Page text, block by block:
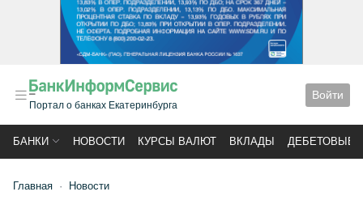
Портал о банках Екатеринбурга
Войти
БАНКИ НОВОСТИ КУРСЫ ВАЛЮТ ВКЛАДЫ ДЕБЕТОВЫЕ
Главная Новости